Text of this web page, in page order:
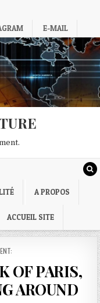
E-MAIL
A PROPOS
ACCUEIL SITE
OF PARIS,
AROUND